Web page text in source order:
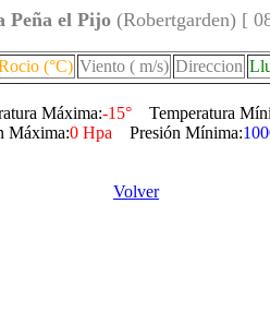
Peña el Pijo (Robertgarden) [
(°C) Viento ( m/s) Direccion
Máxima:-15° Temperatura
Máxima:0 Hpa Presión Mínima:
Volver